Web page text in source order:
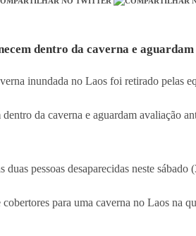
dentro da caverna e
inundada no Laos foi retirado pelas
dentro da caverna e aguardam avaliação
pessoas desaparecidas neste sábado
para uma caverna no Laos na